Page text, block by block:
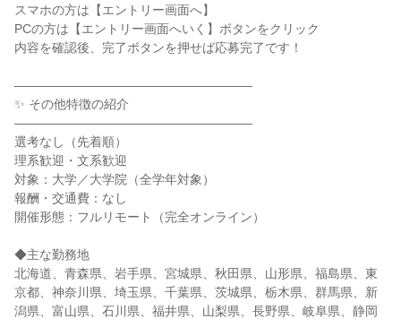
スマホの方は【エントリー画面へ】
PCの方は【エントリー画面へいく】ボタンをクリック
内容を確認後、完了ボタンを押せば応募完了です！
―――――――――――――――――――
✨ その他特徴の紹介
―――――――――――――――――――
選考なし（先着順）
理系歓迎・文系歓迎
対象：大学／大学院（全学年対象）
報酬・交通費：なし
開催形態：フルリモート（完全オンライン）
◆主な勤務地
北海道、青森県、岩手県、宮城県、秋田県、山形県、福島県、東
京都、神奈川県、埼玉県、千葉県、茨城県、栃木県、群馬県、新
潟県、富山県、石川県、福井県、山梨県、長野県、岐阜県、静岡